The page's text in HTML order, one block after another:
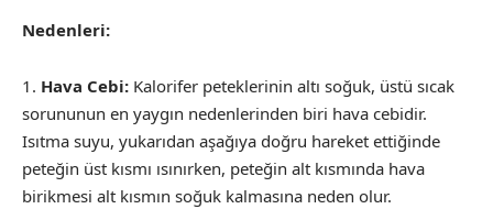
Nedenleri:
Hava Cebi: Kalorifer peteklerinin altı soğuk, üstü sıcak
sorununun en yaygın nedenlerinden biri hava cebidir.
Isıtma suyu, yukarıdan aşağıya doğru hareket ettiğinde
peteğin üst kısmı ısınırken, peteğin alt kısmında hava
birikmesi alt kısmın soğuk kalmasına neden olur.